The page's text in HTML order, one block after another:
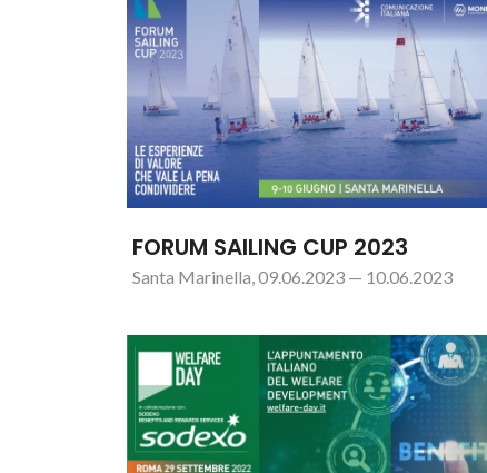
FORUM SAILING CUP 2023
Santa Marinella, 09.06.2023 — 10.06.2023